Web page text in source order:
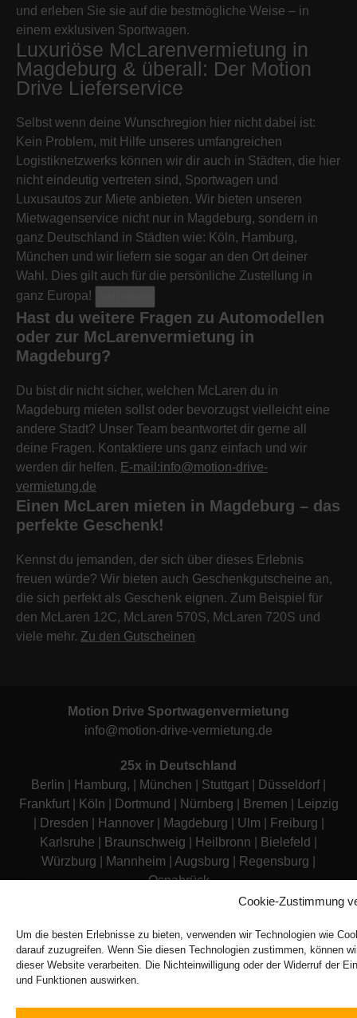
Cookie-Zustimmung
Um die besten Erlebnisse zu bieten, verwenden wir Technologien wie
darauf zuzugreifen. Wenn Sie diesen Technologien zustimmen, können
dieser Website verarbeiten. Die Nichteinwilligung oder der Widerruf der
und Funktionen auswirken.
und erleben Sie sie auf die bestmögliche Weise – in
einem exklusiven Sportwagen.
Luxuriöse McLarenvermietung in
Magdeburg & überall: Der Motion
Drive Lieferservice
Selbst wenn deine Wunschregion hier nicht dabei ist:
Kein Problem, mit Hilfe unseres umfangreichen
Logistiknetzwerks können wir dir auch in Städten, die hier
nicht eindeutig vertreten sind, Sportwagen und
Luxusautos zur Miete anbieten. Wir bieten unseren
Mietwagenservice nicht nur in Magdeburg, sondern in
ganz Deutschland in Städten wie: Köln, Hamburg,
München und wir liefern sie sogar an den Ort deiner
Wahl. Dies gilt auch für die persönliche Zustellung in
ganz Europa!
Hast du weitere Fragen zu Automodellen
oder zur McLarenvermietung in
Magdeburg?
Du bist dir nicht sicher, welchen McLaren du in
Magdeburg mieten sollst oder bevorzugst vielleicht eine
andere Stadt? Unser Team beantwortet dir gerne all
deine Fragen. Kontaktiere uns ganz einfach und wir
werden dir helfen. E-mail:info@motion-drive-
vermietung.de
Einen McLaren mieten in Magdeburg – das
perfekte Geschenk!
Kennst du jemanden, der sich über dieses Erlebnis
freuen würde? Wir bieten auch Geschenkgutscheine an,
die sich perfekt als Geschenk eignen. Zum Beispiel für
den McLaren 12C, McLaren 570S, McLaren 720S und
viele mehr. Zu den Gutscheinen
Motion Drive Sportwagenvermietung
info@motion-drive-vermietung.de
25x in Deutschland
Berlin
Hamburg, | München Stuttgart Düsseldorf|
Frankfurt| Köln Dortmund Nürnberg Bremen
Leipzig
Dresden Hannover| Magdeburg Ulm Freiburg
Karlsruhe
Braunschweig Heilbronn Bielefeld
Würzburg
Mannheim Augsburg Regensburg
Osnabrück